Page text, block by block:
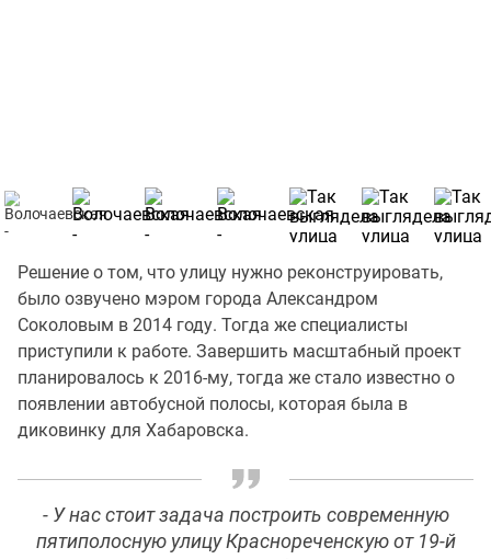
Решение о том, что улицу нужно реконструировать,
было озвучено мэром города Александром
Соколовым в 2014 году. Тогда же специалисты
приступили к работе. Завершить масштабный проект
планировалось к 2016-му, тогда же стало известно о
появлении автобусной полосы, которая была в
диковинку для Хабаровска.
- У нас стоит задача построить современную
пятиполосную улицу Краснореченскую от 19-й